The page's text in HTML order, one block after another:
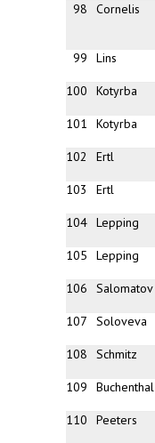
98 Cornelis
99 Lins
100 Kotyrba
101 Kotyrba
102 Ertl
103 Ertl
104 Lepping
105 Lepping
106 Salomatov
107 Soloveva
108 Schmitz
109 Buchenthal
110 Peeters